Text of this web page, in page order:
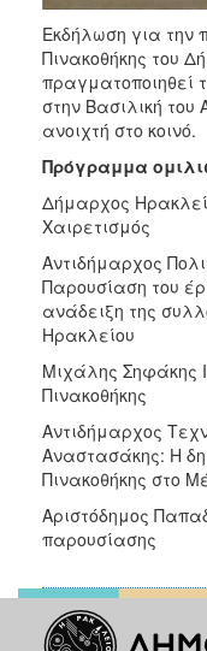
ΤΟΠΟΣ
ΠΟΛΙΤΙΣΜΟΣ
ΠΟΛΗ
Εκδήλωση για την
Πινακοθήκης του
πραγματοποιηθεί
στην Βασιλική
ανοιχτή στο κοινό.
Πρόγραμμα
Δήμαρχος
Χαιρετισμός
Αντιδήμαρχος
Παρουσίαση του
ανάδειξη της
Ηρακλείου
Μιχάλης Σηφάκης
Πινακοθήκης
Αντιδήμαρχος
Αναστασάκης: Η
Πινακοθήκης στο
Αριστόδημος
παρουσίασης